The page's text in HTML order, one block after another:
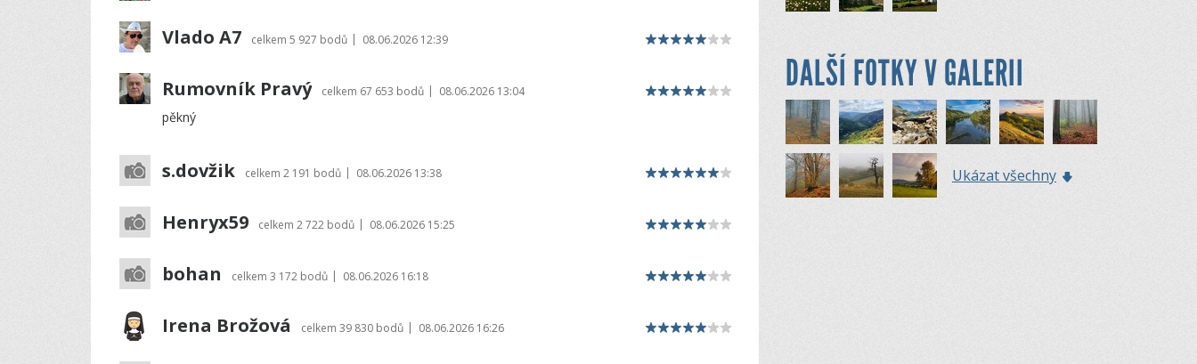
Vlado A7 celkem 5 927 bodů | 08.06.2026 12:39
Rumovník Pravý celkem 67 653 bodů | 08.06.2026 13:04
pěkný
s.dovžik celkem 2 191 bodů | 08.06.2026 13:38
Henryx59 celkem 2 722 bodů | 08.06.2026 15:25
bohan celkem 3 172 bodů | 08.06.2026 16:18
Irena Brožová celkem 39 830 bodů | 08.06.2026 16:26
DALŠÍ FOTKY V GALERII
Ukázat všechny